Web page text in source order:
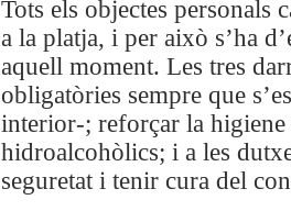
Tots els objectes personals
a la platja, i per això s’ha
aquell moment. Les tres
obligatòries sempre que
interior-; reforçar la higiene
hidroalcohòlics; i a les
seguretat i tenir cura del